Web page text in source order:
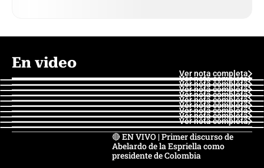
En video
Ver nota completa
Ver nota completa
Ver nota completa
Ver nota completa
Ver nota completa
Ver nota completa
Ver nota completa
Ver nota completa
Ver nota completa
Ver nota completa
🔴 EN VIVO | Primer discurso de
Abelardo de la Espriella como
presidente de Colombia